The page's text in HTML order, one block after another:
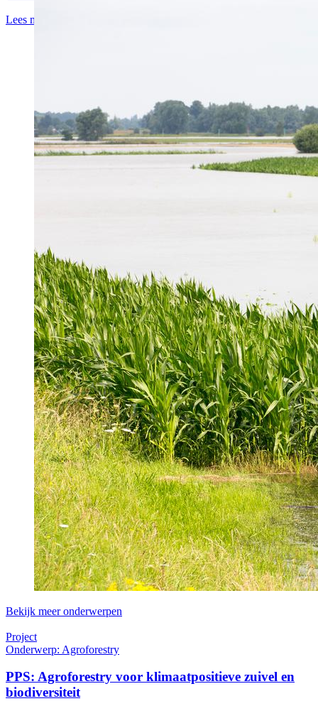
Lees meer
Bekijk meer onderwerpen
Project
Onderwerp: Agroforestry
PPS: Agroforestry voor klimaatpositieve zuivel en
biodiversiteit